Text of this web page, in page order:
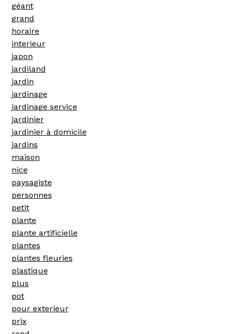
géant
grand
horaire
interieur
japon
jardiland
jardin
jardinage
jardinage service
jardinier
jardinier à domicile
jardins
maison
nice
paysagiste
personnes
petit
plante
plante artificielle
plantes
plantes fleuries
plastique
plus
pot
pour exterieur
prix